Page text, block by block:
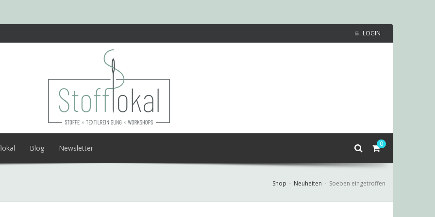
LOGIN
0
Blog Newsletter
Shop Neuheiten Soeben eingetroffen